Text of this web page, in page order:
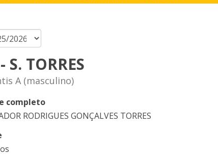
S. TORRES
A (masculino)
completo
RODRIGUES GONÇALVES TORRES